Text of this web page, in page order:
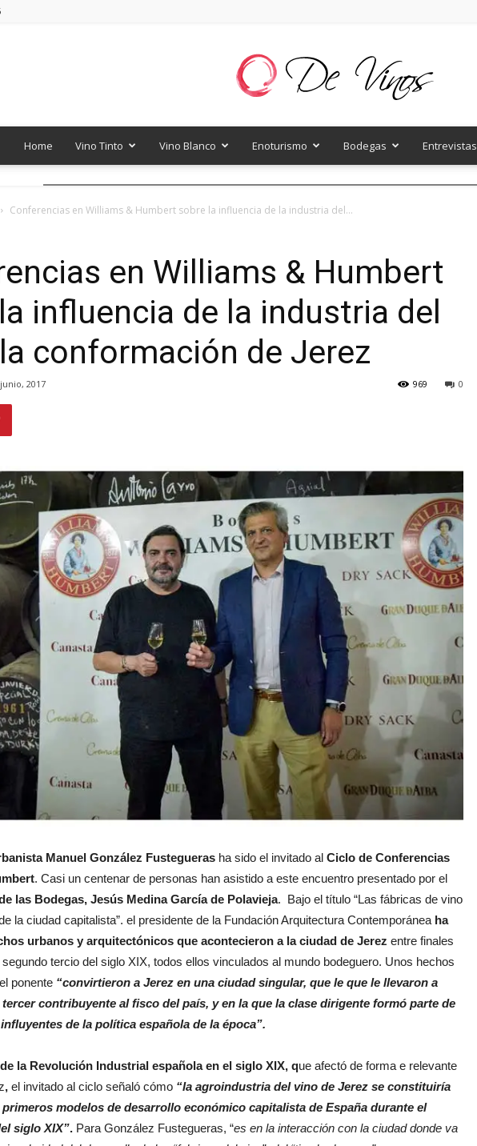
Vinos
Home Vino Tinto Vino Blanco Enoturismo Bodegas Entrevistas
Conferencias en Williams & Humbert sobre la influencia de la industria del...
en Williams & Humbert
influencia de la industria del
conformación de Jerez
2017 0
969
Manuel González Fustegueras ha sido el invitado al Ciclo de Conferencias
. Casi un centenar de personas han asistido a este encuentro presentado por el
las Bodegas, Jesús Medina García de Polavieja. Bajo el título “Las fábricas de vino
la ciudad capitalista”. el presidente de la Fundación Arquitectura Contemporánea ha
urbanos y arquitectónicos que acontecieron a la ciudad de Jerez entre finales
tercio del siglo XIX, todos ellos vinculados al mundo bodeguero. Unos hechos
ponente “convirtieron a Jerez en una ciudad singular, que le que le llevaron a
contribuyente al fisco del país, y en la que la clase dirigente formó parte de
de la política española de la época”.
la Revolución Industrial española en el siglo XIX, que afectó de forma e relevante
, el invitado al ciclo señaló cómo “la agroindustria del vino de Jerez se constituiría
modelos de desarrollo económico capitalista de España durante el
siglo XIX”. Para González Fustegueras, “es en la interacción con la ciudad donde va